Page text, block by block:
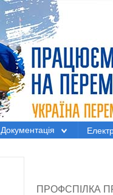
Документація
ПРОФСПІЛКА